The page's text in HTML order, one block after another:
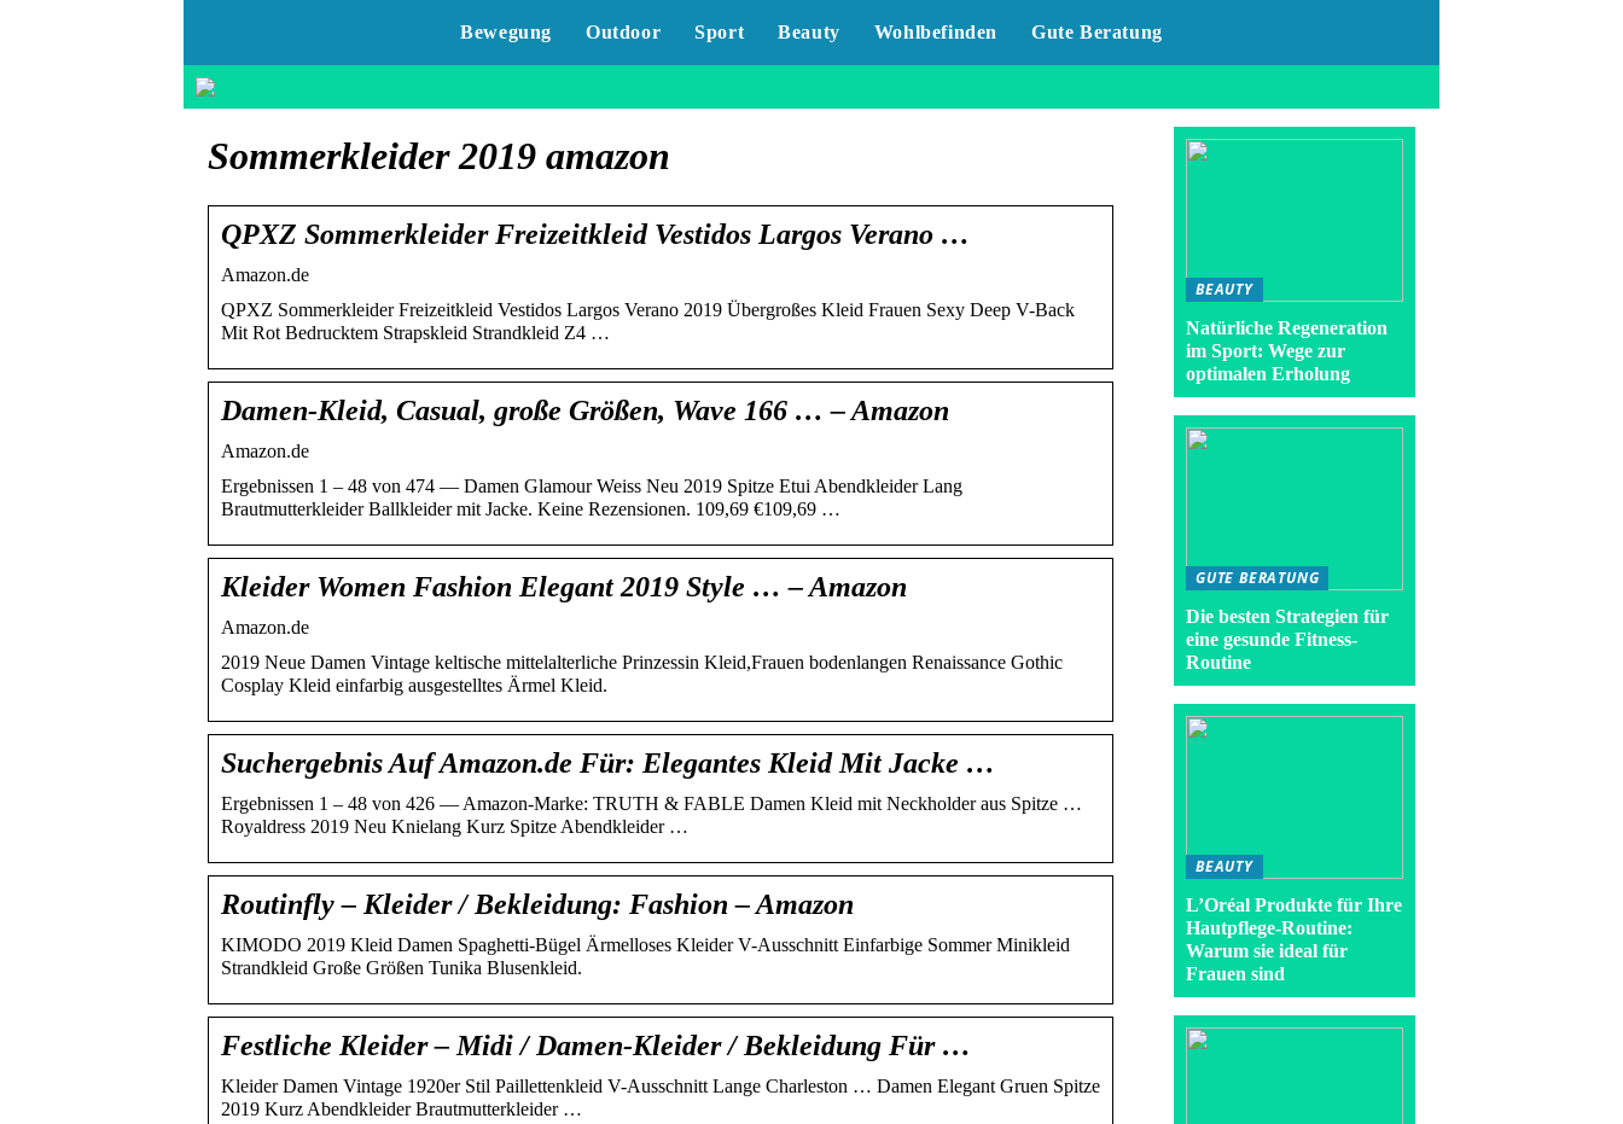
Bewegung Outdoor Sport Beauty Wohlbefinden Gute Beratung
Sommerkleider 2019 amazon
QPXZ Sommerkleider Freizeitkleid Vestidos Largos Verano …
Amazon.de
QPXZ Sommerkleider Freizeitkleid Vestidos Largos Verano 2019 Übergroßes Kleid Frauen Sexy Deep V-Back
Mit Rot Bedrucktem Strapskleid Strandkleid Z4 …
Damen-Kleid, Casual, große Größen, Wave 166 … – Amazon
Amazon.de
Ergebnissen 1 – 48 von 474 — Damen Glamour Weiss Neu 2019 Spitze Etui Abendkleider Lang
Brautmutterkleider Ballkleider mit Jacke. Keine Rezensionen. 109,69 €109,69 …
Kleider Women Fashion Elegant 2019 Style … – Amazon
Amazon.de
2019 Neue Damen Vintage keltische mittelalterliche Prinzessin Kleid,Frauen bodenlangen Renaissance Gothic
Cosplay Kleid einfarbig ausgestelltes Ärmel Kleid.
Suchergebnis Auf Amazon.de Für: Elegantes Kleid Mit Jacke …
Ergebnissen 1 – 48 von 426 — Amazon-Marke: TRUTH & FABLE Damen Kleid mit Neckholder aus Spitze …
Royaldress 2019 Neu Knielang Kurz Spitze Abendkleider …
Routinfly – Kleider / Bekleidung: Fashion – Amazon
KIMODO 2019 Kleid Damen Spaghetti-Bügel Ärmelloses Kleider V-Ausschnitt Einfarbige Sommer Minikleid
Strandkleid Große Größen Tunika Blusenkleid.
Festliche Kleider – Midi / Damen-Kleider / Bekleidung Für …
Kleider Damen Vintage 1920er Stil Paillettenkleid V-Ausschnitt Lange Charleston … Damen Elegant Gruen Spitze
2019 Kurz Abendkleider Brautmutterkleider …
BEAUTY
Natürliche Regeneration
im Sport: Wege zur
optimalen Erholung
GUTE BERATUNG
Die besten Strategien für
eine gesunde Fitness-
Routine
BEAUTY
L’Oréal Produkte für Ihre
Hautpflege-Routine:
Warum sie ideal für
Frauen sind